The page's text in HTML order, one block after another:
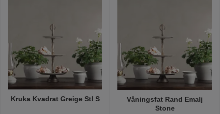
Kruka Kvadrat Greige Stl S
Våningsfat Rand Emalj
Stone